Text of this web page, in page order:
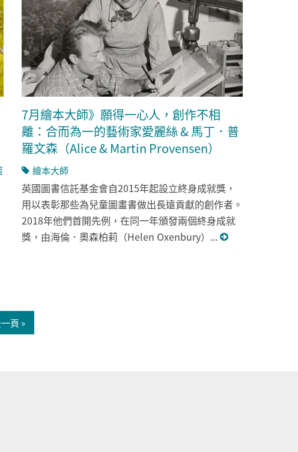
7月繪本大師》願得一心人，創作不相
離：合而為一的藝術家愛麗絲 & 馬丁．普
羅文森（Alice & Martin Provensen）
繪本大師
英國圖書信託基金會自2015年起設立終身成就獎，
用以表彰那些為兒童圖畫書做出長遠貢獻的創作者。
2018年他們首開先例，在同一年頒發兩個終身成就
獎，由海倫．奧森柏莉（Helen Oxenbury）...
頁 »